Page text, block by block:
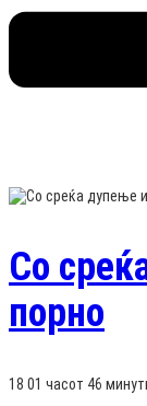
Со
порно
18 01 часот 46